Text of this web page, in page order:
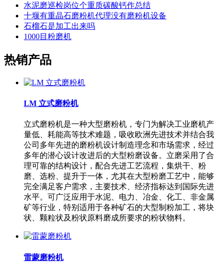
水泥磨巡检岗位个重质碳酸钙作总结
十堰有重晶石磨粉机代理没有磨粉机设备
石榴石是加工出来吗
1000目粉磨机
热销产品
LM 立式磨粉机
立式磨粉机是一种大型磨粉机，专门为解决工业磨机产
量低、耗能高等技术难题，吸收欧洲先进技术并结合我
公司多年先进的磨粉机设计制造理念和市场需求，经过
多年的潜心设计改进后的大型粉磨设备。立磨采用了合
理可靠的结构设计，配合先进工艺流程，集烘干、粉
磨、选粉、提升于一体，尤其在大型粉磨工艺中，能够
完全满足客户需求，主要技术、经济指标达到国际先进
水平。可广泛应用于水泥、电力、冶金、化工、非金属
矿等行业，特别适用于各种矿石的大型制粉加工，将块
状、颗粒状及粉状原料磨成所要求的粉状物料。
雷蒙磨粉机